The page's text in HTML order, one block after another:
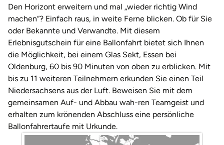
Den Horizont erweitern und mal „wieder richtig Wind
machen“? Einfach raus, in weite Ferne blicken. Ob für Sie
oder Bekannte und Verwandte. Mit diesem
Erlebnisgutschein für eine Ballonfahrt bietet sich Ihnen
die Möglichkeit, bei einem Glas Sekt, Essen bei
Oldenburg, 60 bis 90 Minuten von oben zu erblicken. Mit
bis zu 11 weiteren Teilnehmern erkunden Sie einen Teil
Niedersachsens aus der Luft. Beweisen Sie mit dem
gemeinsamen Auf- und Abbau wah-ren Teamgeist und
erhalten zum krönenden Abschluss eine persönliche
Ballonfahrertaufe mit Urkunde.
Weimar
sächsische Schweiz